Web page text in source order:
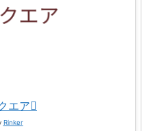
エア
Rinker